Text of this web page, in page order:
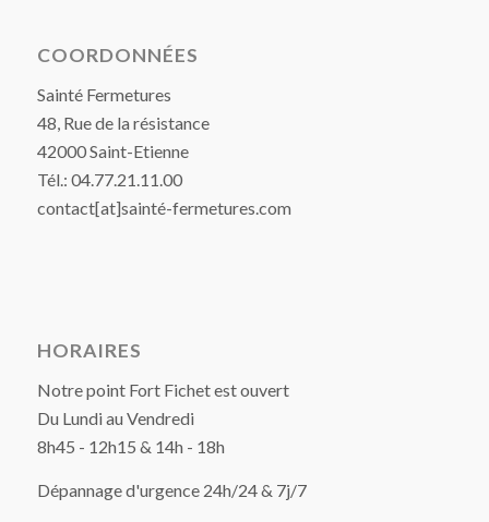
COORDONNÉES
Sainté Fermetures
48, Rue de la résistance
42000 Saint-Etienne
Tél.: 04.77.21.11.00
contact[at]sainté-fermetures.com
HORAIRES
Notre point Fort Fichet est ouvert
Du Lundi au Vendredi
8h45 - 12h15 & 14h - 18h
Dépannage d'urgence 24h/24 & 7j/7